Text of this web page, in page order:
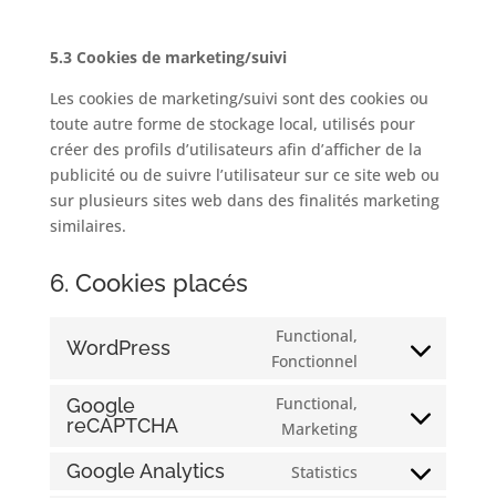
5.3 Cookies de marketing/suivi
Les cookies de marketing/suivi sont des cookies ou
toute autre forme de stockage local, utilisés pour
créer des profils d’utilisateurs afin d’afficher de la
publicité ou de suivre l’utilisateur sur ce site web ou
sur plusieurs sites web dans des finalités marketing
similaires.
6. Cookies placés
WordPress
Functional,
Fonctionnel
Consent
service
Google
reCAPTCHA
Functional,
Marketing
Consent
service
Google Analytics Statistics
Consent